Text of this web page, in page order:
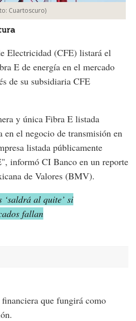
Cuartoscuro)
Electricidad (CFE) listará el
E de energía en el mercado
de su subsidiaria CFE
y única Fibra E listada
en el negocio de transmisión en
listada públicamente
informó CI Banco en un reporte
de Valores (BMV).
al quite’ si
fallan
que fungirá como